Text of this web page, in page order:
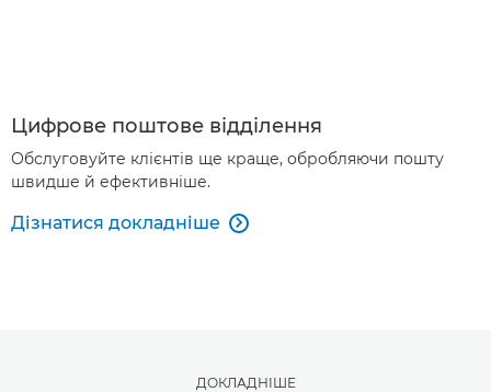
Цифрове поштове відділення
Обслуговуйте клієнтів ще краще, обробляючи пошту
швидше й ефективніше.
Дізнатися докладніше 
ДОКЛАДНІШЕ